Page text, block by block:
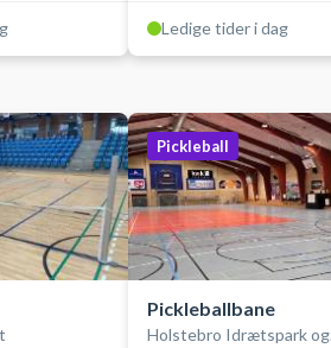
Ledige tider i dag
Pickleball
Pickleballbane
Holstebro Idrætspark og